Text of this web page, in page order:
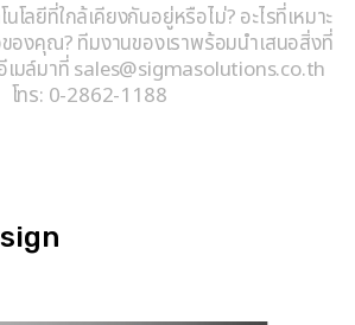
โลยีที่ใกล้เคียงกันอยู่หรือไม่? อะไรที่เหมาะ
องคุณ? ทีมงานของเราพร้อมนำเสนอสิ่งที่
มล์มาที่ sales@sigmasolutions.co.th
โทร: 0-2862-1188